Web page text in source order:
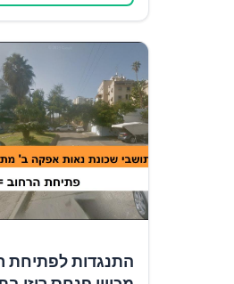
התנגדות לפתיחת